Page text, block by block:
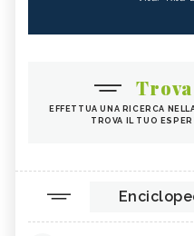
EFFETTUA UNA RICERCA
TROVA IL TUO